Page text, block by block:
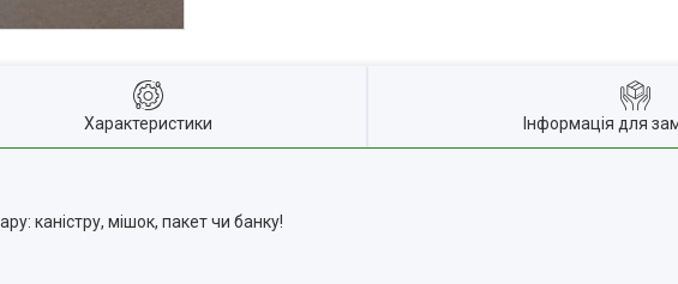
Характеристики Інформація для
каністру, мішок, пакет чи банку!